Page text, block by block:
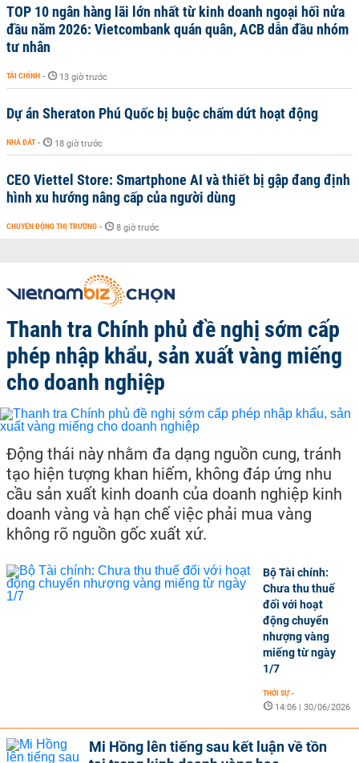
TOP 10 ngân hàng lãi lớn nhất từ kinh doanh ngoại hối nửa
đầu năm 2026: Vietcombank quán quân, ACB dẫn đầu nhóm
tư nhân
TÀI CHÍNH - 13 giờ trước
Dự án Sheraton Phú Quốc bị buộc chấm dứt hoạt động
NHÀ ĐẤT - 18 giờ trước
CEO Viettel Store: Smartphone AI và thiết bị gập đang định
hình xu hướng nâng cấp của người dùng
CHUYỂN ĐỘNG THỊ TRƯỜNG - 8 giờ trước
Thanh tra Chính phủ đề nghị sớm cấp
phép nhập khẩu, sản xuất vàng miếng
cho doanh nghiệp
Động thái này nhằm đa dạng nguồn cung, tránh
tạo hiện tượng khan hiếm, không đáp ứng nhu
cầu sản xuất kinh doanh của doanh nghiệp kinh
doanh vàng và hạn chế việc phải mua vàng
không rõ nguồn gốc xuất xứ.
Bộ Tài chính:
Chưa thu thuế
đối với hoạt
động chuyển
nhượng vàng
miếng từ ngày
1/7
THỜI SỰ -
14:06 | 30/06/2026
Mi Hồng lên tiếng sau kết luận về tồn